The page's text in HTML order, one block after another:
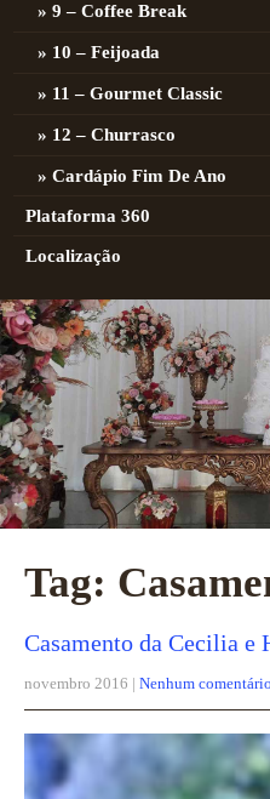
9 – Coffee Break
10 – Feijoada
11 – Gourmet Classic
12 – Churrasco
Cardápio Fim De Ano
Plataforma 360
Localização
Tag:
Casamento da Cecilia e
novembro 2016 | Nenhum comentário